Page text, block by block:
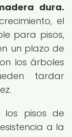
dura.
el
para pisos,
un plazo de
los árboles
tardar
los pisos de
a la